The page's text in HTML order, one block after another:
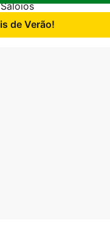
de Verão!